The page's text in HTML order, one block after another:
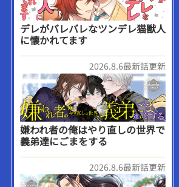
デレがバレバレなツンデレ猫獣人
に懐かれてます
2026.8.6最新話更新
嫌われ者の俺はやり直しの世界で
義弟達にごまをする
2026.8.6最新話更新